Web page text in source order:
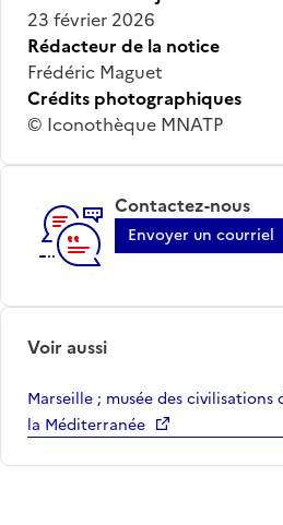
23 février 2026
Rédacteur de la notice
Frédéric Maguet
Crédits photographiques
© Iconothèque MNATP
Contactez-nous
Envoyer un courriel
Voir aussi
Marseille ; musée des civilisations
la Méditerranée